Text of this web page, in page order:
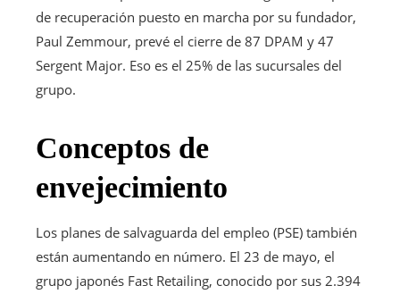
de recuperación puesto en marcha por su fundador,
Paul Zemmour, prevé el cierre de 87 DPAM y 47
Sergent Major. Eso es el 25% de las sucursales del
grupo.
Conceptos de
envejecimiento
Los planes de salvaguarda del empleo (PSE) también
están aumentando en número. El 23 de mayo, el
grupo japonés Fast Retailing, conocido por sus 2.394